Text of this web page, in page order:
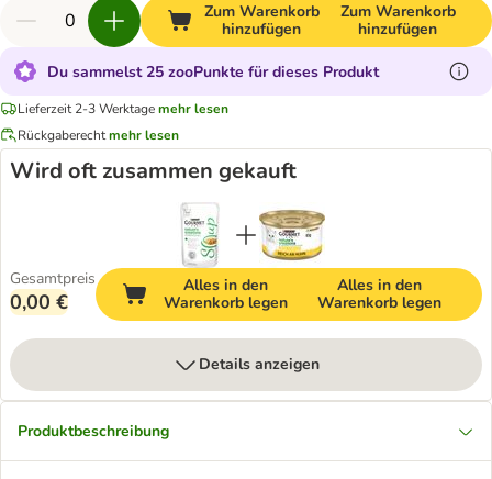
Zum Warenkorb
hinzufügen
Zum Warenkorb
hinzufügen
Du sammelst 25 zooPunkte für dieses Produkt
Lieferzeit 2-3 Werktagemehr lesen
Rückgaberechtmehr lesen
Wird oft zusammen gekauft
Gesamtpreis
0,00 €
Alles in den
Warenkorb legen
Alles in den
Warenkorb legen
Details anzeigen
Produktbeschreibung